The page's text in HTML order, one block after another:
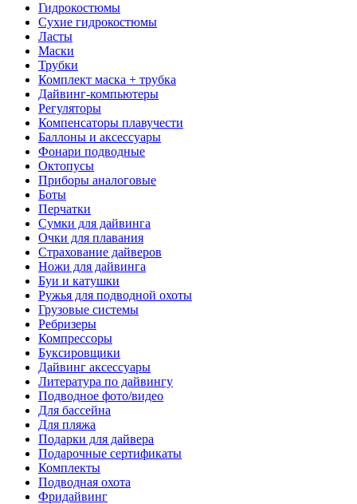
Гидрокостюмы
Сухие гидрокостюмы
Ласты
Маски
Трубки
Комплект маска + трубка
Дайвинг-компьютеры
Регуляторы
Компенсаторы плавучести
Баллоны и аксессуары
Фонари подводные
Октопусы
Приборы аналоговые
Боты
Перчатки
Сумки для дайвинга
Очки для плавания
Страхование дайверов
Ножи для дайвинга
Буи и катушки
Ружья для подводной охоты
Грузовые системы
Ребризеры
Компрессоры
Буксировщики
Дайвинг аксессуары
Литература по дайвингу
Подводное фото/видео
Для бассейна
Для пляжа
Подарки для дайвера
Подарочные сертификаты
Комплекты
Подводная охота
Фридайвинг